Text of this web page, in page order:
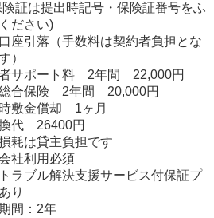
証は提出時記号・保険証番号をふ
ださい)
座引落（手数料は契約者負担とな
）
者サポート料 2年間 22,000円
合保険 2年間 20,000円
敷金償却 1ヶ月
代 26400円
耗は貸主負担です
社利用必須
ラブル解決支援サービス付保証プ
り
間：2年